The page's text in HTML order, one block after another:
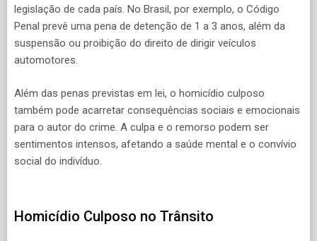
legislação de cada país. No Brasil, por exemplo, o Código
Penal prevê uma pena de detenção de 1 a 3 anos, além da
suspensão ou proibição do direito de dirigir veículos
automotores.
Além das penas previstas em lei, o homicídio culposo
também pode acarretar consequências sociais e emocionais
para o autor do crime. A culpa e o remorso podem ser
sentimentos intensos, afetando a saúde mental e o convívio
social do indivíduo.
Homicídio Culposo no Trânsito